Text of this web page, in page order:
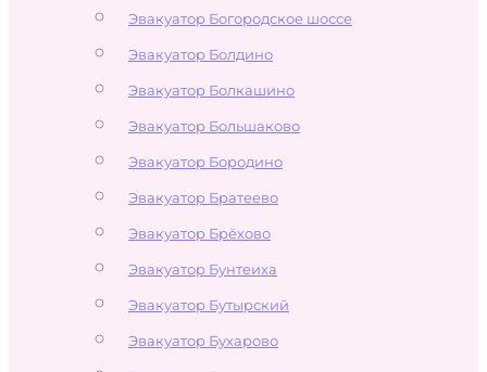
Эвакуатор Богородское шоссе
Эвакуатор Болдино
Эвакуатор Болкашино
Эвакуатор Большаково
Эвакуатор Бородино
Эвакуатор Братеево
Эвакуатор Брёхово
Эвакуатор Бунтеиха
Эвакуатор Бутырский
Эвакуатор Бухарово